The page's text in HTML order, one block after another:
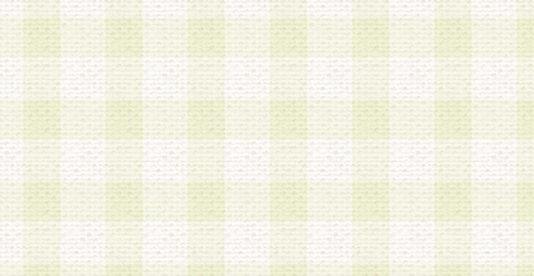
ならないものとします。
4.当社は、会員によるログインIDおよびパスワー
盗用など第三者の利用に伴う損害の発生について
き事由の有無、その他原因の如何を問わず、一切
のとします。
第5条 会員の登録情報
1.当社は、会員の登録情報に含まれる氏名・住所
アドレス等会員個人を識別できる情報を当社が別